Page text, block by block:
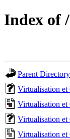
Index of
Parent Directory
Virtualisation et
Virtualisation et
Virtualisation et
Virtualisation et